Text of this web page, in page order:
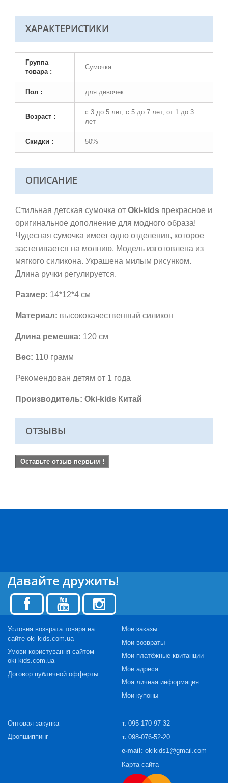
ХАРАКТЕРИСТИКИ
Группа
товара :
Сумочка
Пол : для девочек
Возраст :
с 3 до 5 лет, с 5 до 7 лет, от 1 до 3
лет
Скидки : 50%
ОПИСАНИЕ
Стильная детская сумочка от Oki-kids прекрасное и
оригинальное дополнение для модного образа!
Чудесная сумочка имеет одно отделения, которое
застегивается на молнию. Модель изготовлена из
мягкого силикона. Украшена милым рисунком.
Длина ручки регулируется.
Размер: 14*12*4 см
Материал: высококачественный силикон
Длина ремешка: 120 см
Вес: 110 грамм
Рекомендован детям от 1 года
Производитель: Oki-kids Китай
ОТЗЫВЫ
Оставьте отзыв первым !
Давайте дружить!
Условия возврата товара на
сайте oki-kids.com.ua
Умови користування сайтом
oki-kids.com.ua
Договор публичной офферты
Мои заказы
Мои возвраты
Мои платёжные квитанции
Мои адреса
Моя личная информация
Мои купоны
Оптовая закупка
Дропшиппинг
т. 095-170-97-32
т. 098-076-52-20
e-mail: okikids1@gmail.com
Карта сайта